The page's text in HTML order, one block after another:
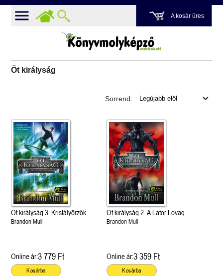
A kosár üres
Öt királyság
Sorrend:
Öt királyság 3. Kristályőrzők
Brandon Mull
Online ár:3 779 Ft
Kosárba
Öt királyság 2. A Lator Lovag
Brandon Mull
Online ár:3 359 Ft
Kosárba